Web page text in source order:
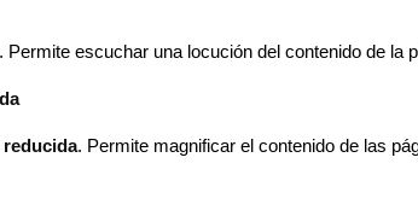
. Permite escuchar una locución del contenido de la
. Permite magnificar el contenido de las